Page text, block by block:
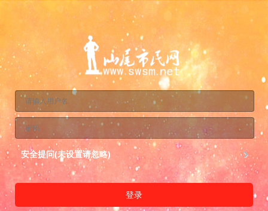
安全提问(未设置请忽略)
登录